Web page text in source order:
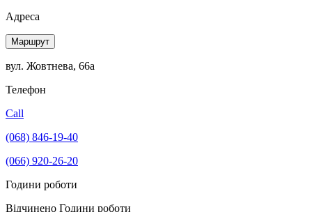
Адреса
Маршрут
вул. Жовтнева, 66а
Телефон
Call
(068) 846-19-40
(066) 920-26-20
Години роботи
Відчинено Години роботи